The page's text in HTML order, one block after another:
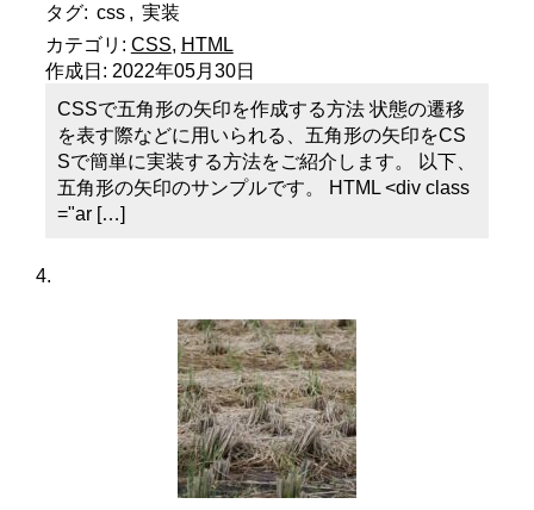
タグ: css , 実装
カテゴリ: CSS, HTML
作成日: 2022年05月30日
CSSで五角形の矢印を作成する方法 状態の遷移
を表す際などに用いられる、五角形の矢印をCS
Sで簡単に実装する方法をご紹介します。 以下、
五角形の矢印のサンプルです。 HTML <div class
="ar […]